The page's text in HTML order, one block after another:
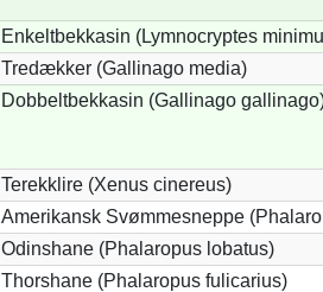
Enkeltbekkasin (Lymnocryptes
Tredækker (Gallinago media)
Dobbeltbekkasin (Gallinago
Terekklire (Xenus cinereus)
Amerikansk Svømmesneppe
Odinshane (Phalaropus lobatus)
Thorshane (Phalaropus fulicarius)